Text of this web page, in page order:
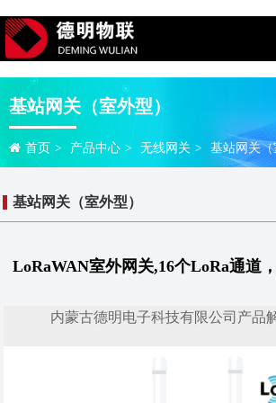
基站网关（室外型）
首页 > 产品中心 > 无线网关 > 基站网关
基站网关（室外型）
LoRaWAN室外网关,16个LoRa通道
内蒙古德明电子科技有限公司产品